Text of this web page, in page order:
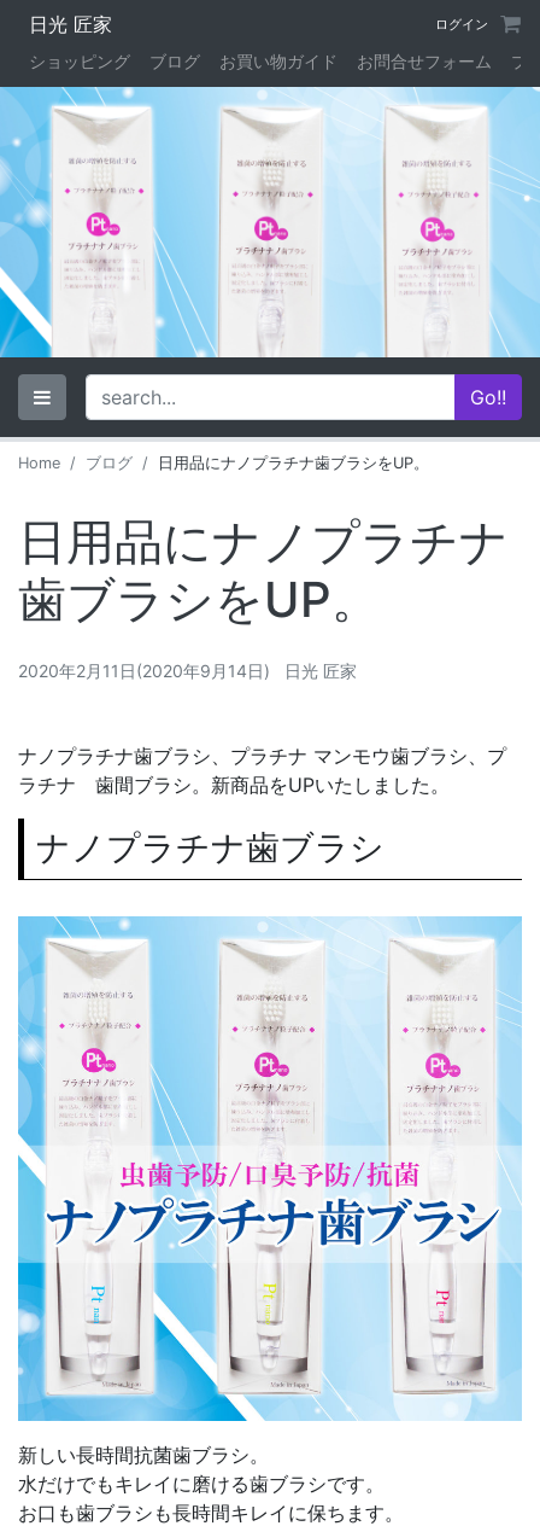
日光 匠家 ログイン
ショッピング ブログ お買い物ガイド お問合せフォーム プ
Home ブログ 日用品にナノプラチナ歯ブラシをUP。
日用品にナノプラチナ
歯ブラシをUP。
2020年2月11日(2020年9月14日) 日光 匠家
ナノプラチナ歯ブラシ、プラチナ マンモウ歯ブラシ、プ
ラチナ 歯間ブラシ。新商品をUPいたしました。
ナノプラチナ歯ブラシ
新しい長時間抗菌歯ブラシ。
水だけでもキレイに磨ける歯ブラシです。
お口も歯ブラシも長時間キレイに保ちます。